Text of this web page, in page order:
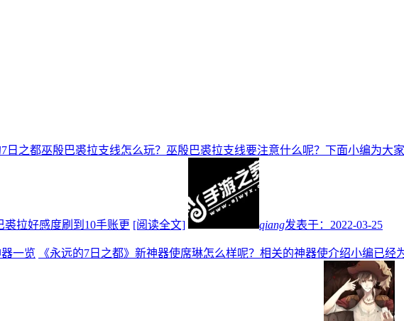
日之都巫殷巴裘拉支线怎么玩？巫殷巴裘拉支线要注意什么呢？下面小编为大
拉好感度刷到10手账更 [阅读全文] qiang发表于： 2022-03-25
一览 《永远的7日之都》新神器使席琳怎么样呢？相关的神器使介绍小编已